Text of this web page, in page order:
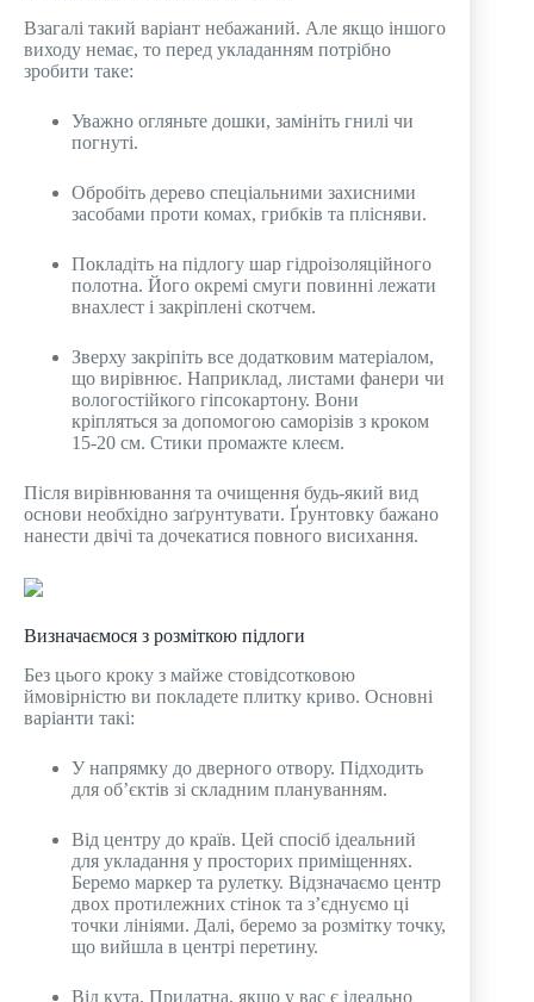
Взагалі такий варіант небажаний. Але якщо іншого
виходу немає, то перед укладанням потрібно
зробити таке:
Уважно огляньте дошки, замініть гнилі чи
погнуті.
Обробіть дерево спеціальними захисними
засобами проти комах, грибків та плісняви.
Покладіть на підлогу шар гідроізоляційного
полотна. Його окремі смуги повинні лежати
внахлест і закріплені скотчем.
Зверху закріпіть все додатковим матеріалом,
що вирівнює. Наприклад, листами фанери чи
вологостійкого гіпсокартону. Вони
кріпляться за допомогою саморізів з кроком
15-20 см. Стики промажте клеєм.
Після вирівнювання та очищення будь-який вид
основи необхідно заґрунтувати. Ґрунтовку бажано
нанести двічі та дочекатися повного висихання.
Визначаємося з розміткою підлоги
Без цього кроку з майже стовідсотковою
ймовірністю ви покладете плитку криво. Основні
варіанти такі:
У напрямку до дверного отвору. Підходить
для об’єктів зі складним плануванням.
Від центру до країв. Цей спосіб ідеальний
для укладання у просторих приміщеннях.
Беремо маркер та рулетку. Відзначаємо центр
двох протилежних стінок та з’єднуємо ці
точки лініями. Далі, беремо за розмітку точку,
що вийшла в центрі перетину.
Від кута. Придатна, якщо у вас є ідеально